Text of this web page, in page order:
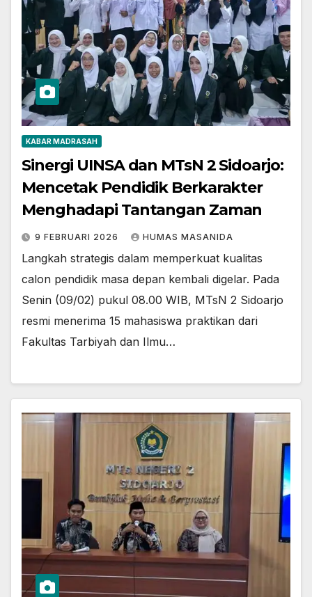
KABAR MADRASAH
Sinergi UINSA dan MTsN 2 Sidoarjo:
Mencetak Pendidik Berkarakter
Menghadapi Tantangan Zaman
9 FEBRUARI 2026 HUMAS MASANIDA
Langkah strategis dalam memperkuat kualitas
calon pendidik masa depan kembali digelar. Pada
Senin (09/02) pukul 08.00 WIB, MTsN 2 Sidoarjo
resmi menerima 15 mahasiswa praktikan dari
Fakultas Tarbiyah dan Ilmu…